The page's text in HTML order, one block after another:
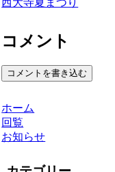
コメント
コメントを書き込む
ホーム
回覧
お知らせ